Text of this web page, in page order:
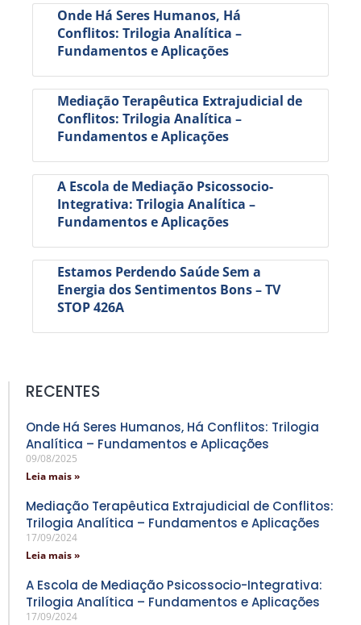
Onde Há Seres Humanos, Há
Conflitos: Trilogia Analítica –
Fundamentos e Aplicações
Mediação Terapêutica Extrajudicial de
Conflitos: Trilogia Analítica –
Fundamentos e Aplicações
A Escola de Mediação Psicossocio-
Integrativa: Trilogia Analítica –
Fundamentos e Aplicações
Estamos Perdendo Saúde Sem a
Energia dos Sentimentos Bons – TV
STOP 426A
RECENTES
Onde Há Seres Humanos, Há Conflitos: Trilogia
Analítica – Fundamentos e Aplicações
09/08/2025
Leia mais »
Mediação Terapêutica Extrajudicial de Conflitos:
Trilogia Analítica – Fundamentos e Aplicações
17/09/2024
Leia mais »
A Escola de Mediação Psicossocio-Integrativa:
Trilogia Analítica – Fundamentos e Aplicações
17/09/2024